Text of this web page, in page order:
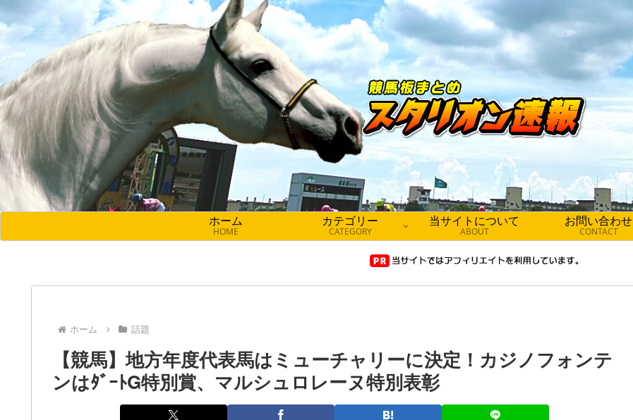
ホーム
HOME
カテゴリー
CATEGORY
当サイトについて
ABOUT
お問い合わせ
CONTACT
ホーム 話題
【競馬】地方年度代表馬はミューチャリーに決定！カジノフォンテ
ンはﾀﾞｰﾄG特別賞、マルシュロレーヌ特別表彰